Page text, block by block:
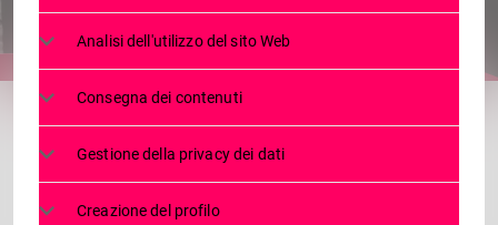
Analisi dell'utilizzo del sito Web
Consegna dei contenuti
Gestione della privacy dei dati
Creazione del profilo